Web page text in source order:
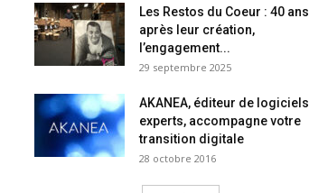
Les Restos du Coeur : 40 ans
après leur création,
l’engagement...
29 septembre 2025
AKANEA, éditeur de logiciels
experts, accompagne votre
transition digitale
28 octobre 2016